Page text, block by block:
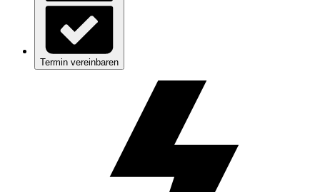
Termin vereinbaren